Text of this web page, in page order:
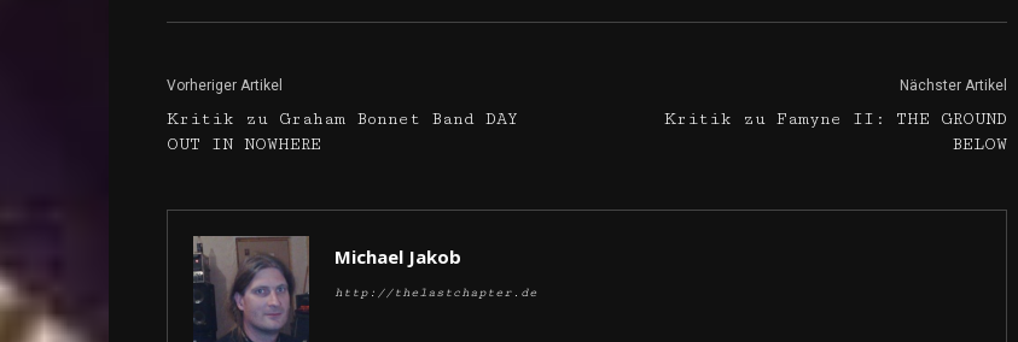
Vorheriger Artikel
Kritik zu Graham Bonnet Band DAY
OUT IN NOWHERE
Nächster Artikel
Kritik zu Famyne II: THE GROUND
BELOW
Michael Jakob
http://thelastchapter.de